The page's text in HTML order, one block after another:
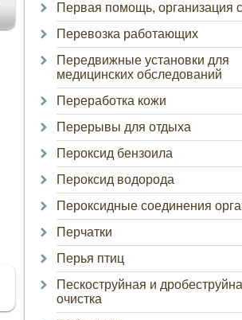
Первая помощь, организация
Перевозка работающих
Передвижные установки для
медицинских обследований
Переработка кожи
Перерывы для отдыха
Пероксид бензоила
Пероксид водорода
Пероксидные соединения
Перчатки
Перья птиц
Пескоструйная и
очистка